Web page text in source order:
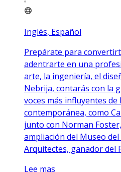
Inglés, Español
Prepárate para
adentrarte en una
arte, la ingeniería, el
Nebrija, contarás con la
voces más influyentes
contemporánea, como
junto con Norman
ampliación del Museo
Arquitectes, ganador del
Lee mas